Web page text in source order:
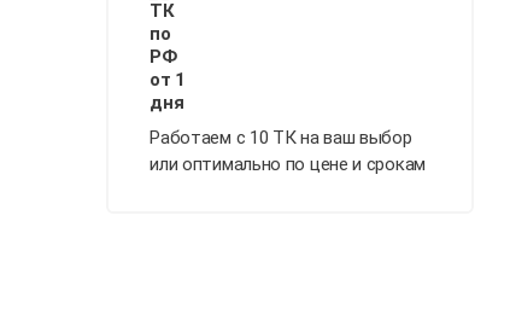
Работаем с 10 ТК на ваш выбор
или оптимально по цене и срокам